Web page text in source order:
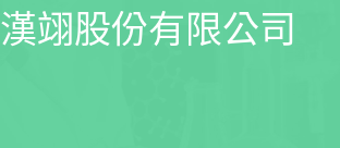
漢翊股份有限公司